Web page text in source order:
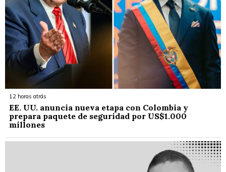
12 horas atrás
EE. UU. anuncia nueva etapa con Colombia y
prepara paquete de seguridad por US$1.000
millones